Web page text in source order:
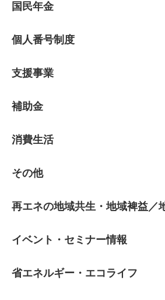
国民年金
個人番号制度
支援事業
補助金
消費生活
その他
再エネの地域共生・地域裨益／
イベント・セミナー情報
省エネルギー・エコライフ